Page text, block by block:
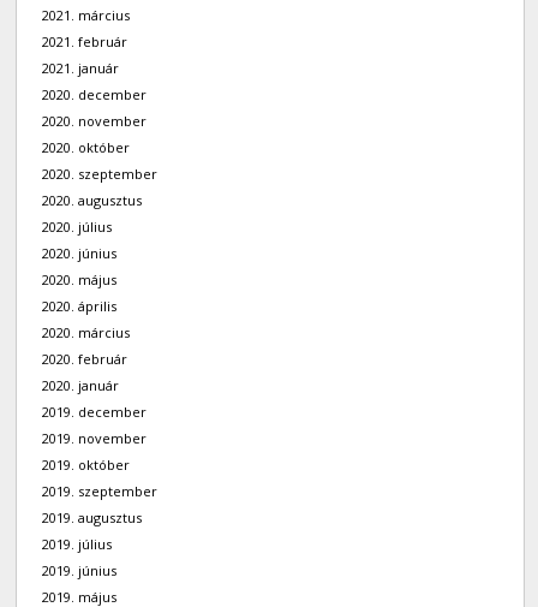
2021. március
2021. február
2021. január
2020. december
2020. november
2020. október
2020. szeptember
2020. augusztus
2020. július
2020. június
2020. május
2020. április
2020. március
2020. február
2020. január
2019. december
2019. november
2019. október
2019. szeptember
2019. augusztus
2019. július
2019. június
2019. május